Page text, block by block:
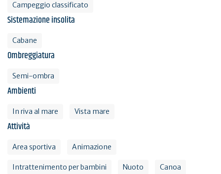
Campeggio classificato
Sistemazione insolita
Cabane
Ombreggiatura
Semi-ombra
Ambienti
In riva al mare Vista mare
Attività
Area sportiva Animazione
Intrattenimento per bambini Nuoto Canoa